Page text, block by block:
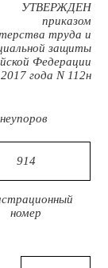
УТВЕРЖДЕН
приказом
труда и
защиты
Федерации
года N 112н
914
номер